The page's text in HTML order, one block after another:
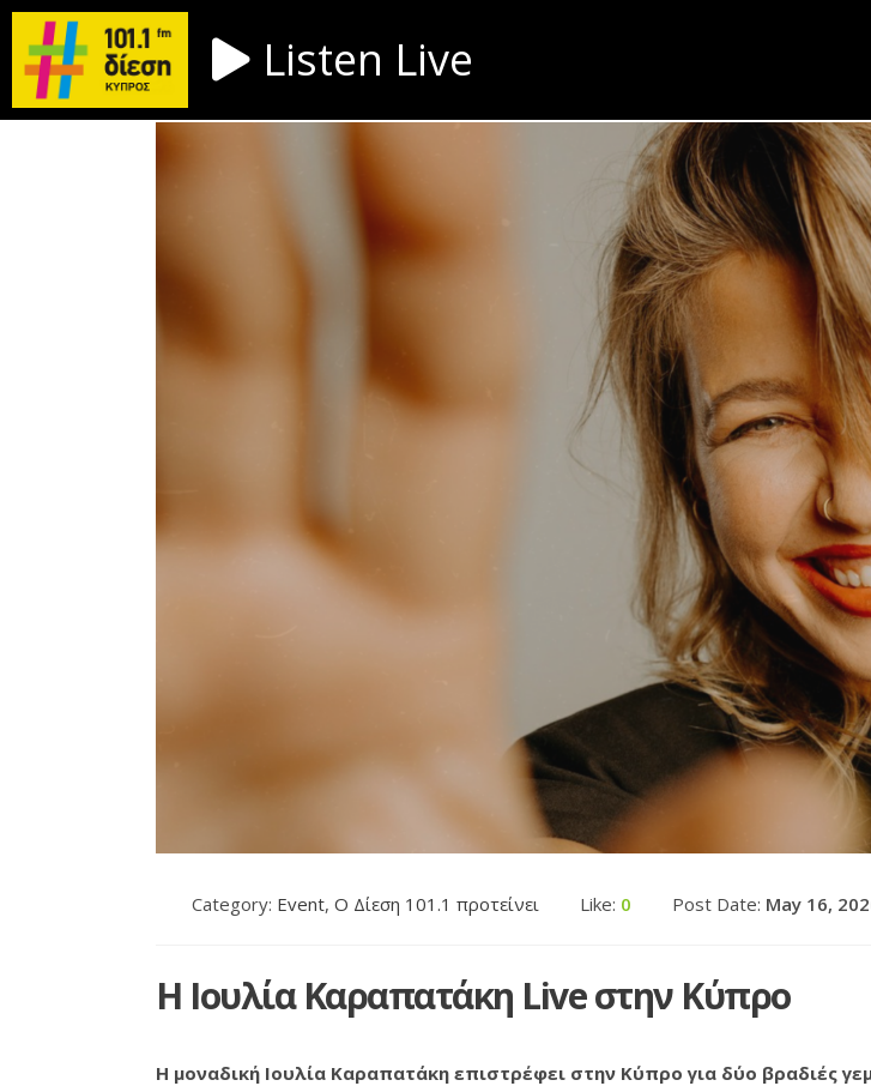
Listen Live
Category: Event, Ο Δίεση 101.1 προτείνει Like: 0 Post Date: May 16,
Η Ιουλία Καραπατάκη Live στην Κύπρο
Η μοναδική Ιουλία Καραπατάκη επιστρέφει στην Κύπρο για δύο βραδιές